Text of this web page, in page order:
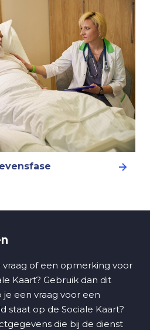
of een opmerking voor
Kaart? Gebruik dan dit
een vraag voor een
staat op de Sociale Kaart?
die bij de dienst